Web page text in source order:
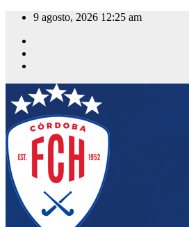
Saltar
contenido
9 agosto, 2026 12:25 am